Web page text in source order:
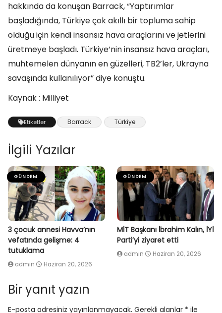
hakkında da konuşan Barrack, “Yaptırımlar
başladığında, Türkiye çok akıllı bir topluma sahip
olduğu için kendi insansız hava araçlarını ve jetlerini
üretmeye başladı. Türkiye’nin insansız hava araçları,
muhtemelen dünyanın en güzelleri, TB2’ler, Ukrayna
savaşında kullanılıyor” diye konuştu.
Kaynak : Milliyet
Etiketler Barrack Türkiye
İlgili Yazılar
GÜNDEM
3 çocuk annesi Havva’nın
vefatında gelişme: 4
tutuklama
admin Haziran 20, 2026
GÜNDEM
MİT Başkanı İbrahim Kalın, İYİ
Parti’yi ziyaret etti
admin Haziran 20, 2026
Bir yanıt yazın
E-posta adresiniz yayınlanmayacak. Gerekli alanlar * ile